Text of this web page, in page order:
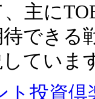
主に
できる
ていま
ト投資倶